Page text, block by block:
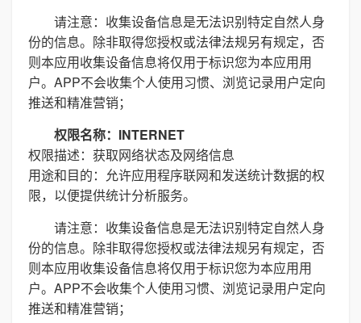
请注意：收集设备信息是无法识别特定自然人身
份的信息。除非取得您授权或法律法规另有规定，否
则本应用收集设备信息将仅用于标识您为本应用用
户。APP不会收集个人使用习惯、浏览记录用户定向
推送和精准营销；
权限名称：INTERNET
权限描述：获取网络状态及网络信息
用途和目的：允许应用程序联网和发送统计数据的权
限，以便提供统计分析服务。
请注意：收集设备信息是无法识别特定自然人身
份的信息。除非取得您授权或法律法规另有规定，否
则本应用收集设备信息将仅用于标识您为本应用用
户。APP不会收集个人使用习惯、浏览记录用户定向
推送和精准营销；